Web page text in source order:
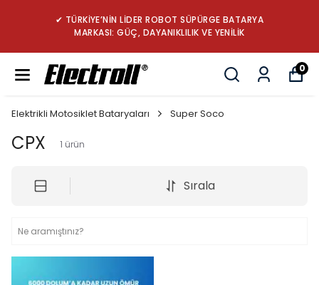
✔ TÜRKİYE’NİN LİDER ROBOT SÜPÜRGE BATARYA
MARKASI: GÜÇ, DAYANIKLILIK VE YENİLİK
0
Elektrikli Motosiklet Bataryaları Super Soco
CPX 1 ürün
Sırala